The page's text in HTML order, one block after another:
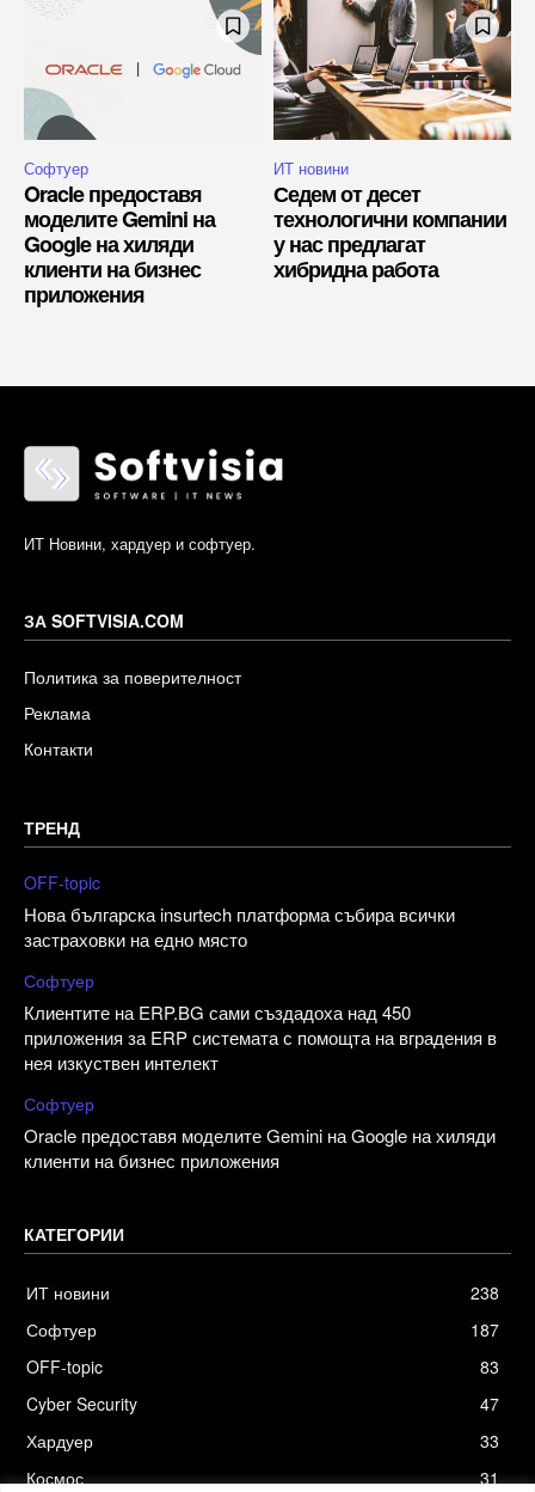
Софтуер
Oracle предоставя
моделите Gemini на
Google на хиляди
клиенти на бизнес
приложения
ИТ новини
Седем от десет
технологични компании
у нас предлагат
хибридна работа
ИТ Новини, хардуер и софтуер.
ЗА SOFTVISIA.COM
Политика за поверителност
Реклама
Контакти
ТРЕНД
OFF-topic
Нова българска insurtech платформа събира всички
застраховки на едно място
Софтуер
Клиентите на ERP.BG сами създадоха над 450
приложения за ERP системата с помощта на вградения в
нея изкуствен интелект
Софтуер
Oracle предоставя моделите Gemini на Google на хиляди
клиенти на бизнес приложения
КАТЕГОРИИ
ИТ новини
238
Софтуер
187
OFF-topic
83
Cyber Security
47
Хардуер
33
Космос
31